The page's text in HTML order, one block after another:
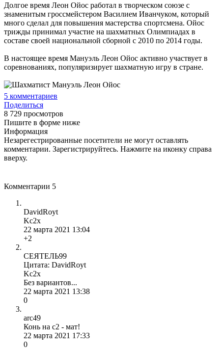
Долгое время Леон Ойос работал в творческом союзе с
знаменитым гроссмейстером Василием Иванчуком, который
много сделал для повышения мастерства спортсмена. Ойос
трижды принимал участие на шахматных Олимпиадах в
составе своей национальной сборной с 2010 по 2014 годы.
В настоящее время Мануэль Леон Ойос активно участвует в
соревнованиях, популяризирует шахматную игру в стране.
5 комментариев
Поделиться
8 729 просмотров
Пишите в форме ниже
Информация
Незарегестрированные посетители не могут оставлять
комментарии. Зарегистрируйтесь. Нажмите на иконку справа
вверху.
Комментарии 5
DavidRoyt
Kc2x
22 марта 2021 13:04
+2
СЕЯТЕЛЬ99
Цитата: DavidRoyt
Kc2x
Без вариантов...
22 марта 2021 13:38
0
arc49
Конь на c2 - мат!
22 марта 2021 17:33
0